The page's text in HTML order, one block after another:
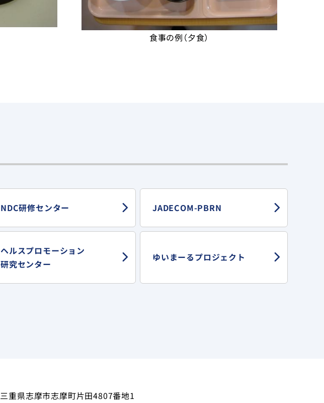
食事の例（夕食）
NDC研修センター JADECOM-PBRN
ヘルスプロモーション
研究センター
ゆいまーるプロジェクト
三重県志摩市志摩町片田4807番地1